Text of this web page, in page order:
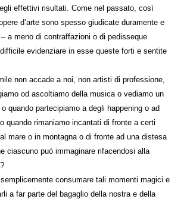
effettivi risultati. Come nel passato, così
d’arte sono spesso giudicate duramente e
a meno di contraffazioni o di pedisseque
evidenziare in esse queste forti e sentite
non accade a noi, non artisti di professione,
od ascoltiamo della musica o vediamo un
quando partecipiamo a degli happening o ad
quando rimaniamo incantati di fronte a certi
mare o in montagna o di fronte ad una distesa
ciascuno può immaginare rifacendosi alla
consumare tali momenti magici e
a far parte del bagaglio della nostra e della